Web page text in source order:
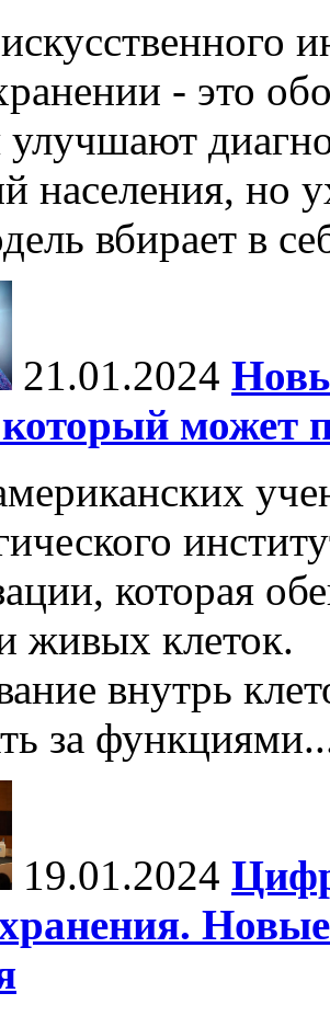
- это
населения, но
вбирает в
21.01.2024
может
которая
живых клеток.
внутрь
за
19.01.2024